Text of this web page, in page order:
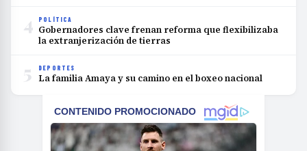
4 POLÍTICA
Gobernadores clave frenan reforma que flexibilizaba
la extranjerización de tierras
5 DEPORTES
La familia Amaya y su camino en el boxeo nacional